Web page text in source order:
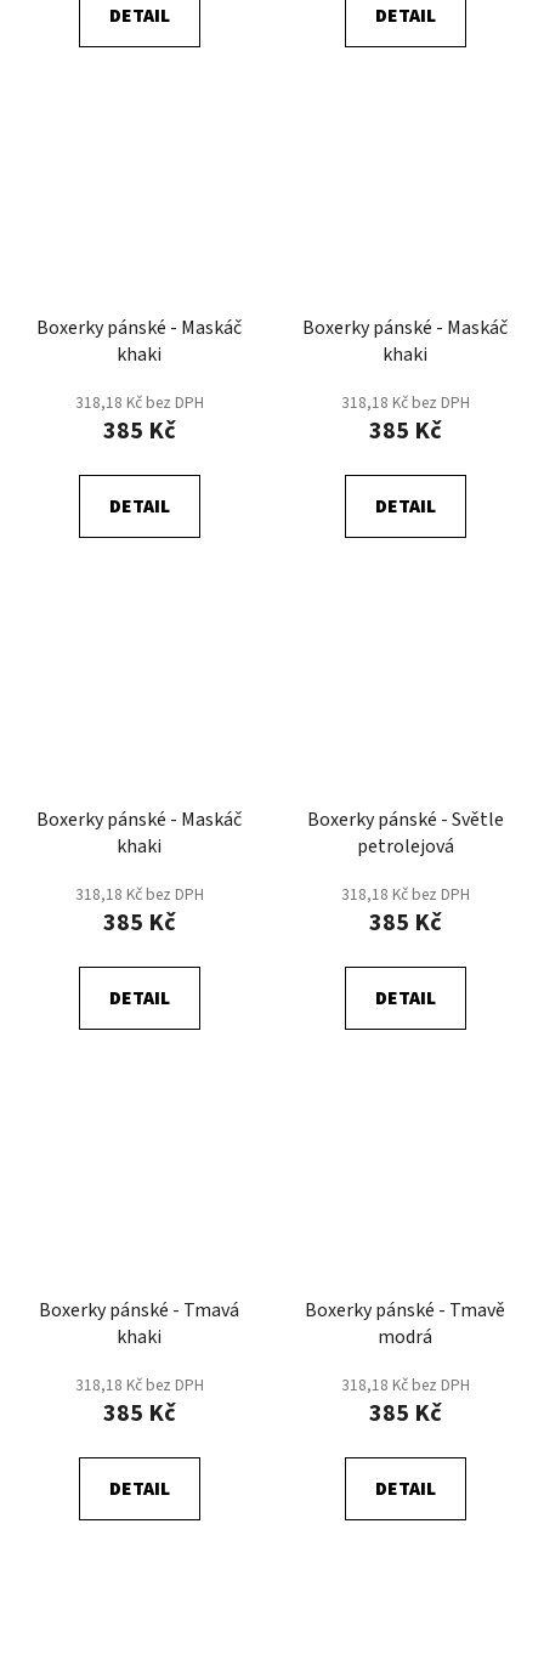
DETAIL DETAIL
Boxerky pánské - Maskáč
khaki
318,18 Kč bez DPH
385 Kč
DETAIL
Boxerky pánské - Maskáč
khaki
318,18 Kč bez DPH
385 Kč
DETAIL
Boxerky pánské - Maskáč
khaki
318,18 Kč bez DPH
385 Kč
DETAIL
Boxerky pánské - Světle
petrolejová
318,18 Kč bez DPH
385 Kč
DETAIL
Boxerky pánské - Tmavá
khaki
318,18 Kč bez DPH
385 Kč
DETAIL
Boxerky pánské - Tmavě
modrá
318,18 Kč bez DPH
385 Kč
DETAIL